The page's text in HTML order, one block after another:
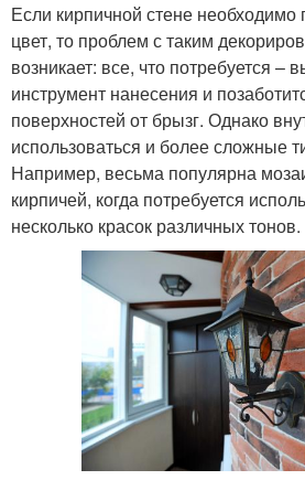
Если кирпичной стене необходимо
цвет, то проблем с таким
возникает: все, что потребуется –
инструмент нанесения и
поверхностей от брызг. Однако
использоваться и более сложные
Например, весьма популярна
кирпичей, когда потребуется
несколько красок различных тонов.